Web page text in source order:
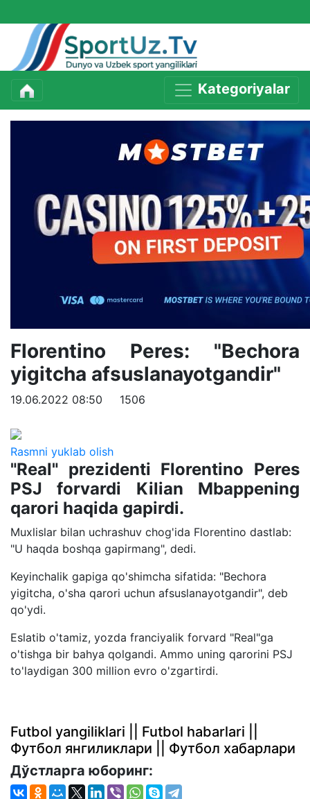
Kategoriyalar
Florentino Peres: "Bechora
yigitcha afsuslanayotgandir"
19.06.2022 08:50 1506
Rasmni yuklab olish
"Real" prezidenti Florentino Peres
PSJ forvardi Kilian Mbappening
qarori haqida gapirdi.
Muxlislar bilan uchrashuv chog'ida Florentino dastlab:
"U haqda boshqa gapirmang", dedi.
Keyinchalik gapiga qo'shimcha sifatida: "Bechora
yigitcha, o'sha qarori uchun afsuslanayotgandir", deb
qo'ydi.
Eslatib o'tamiz, yozda franciyalik forvard "Real"ga
o'tishga bir bahya qolgandi. Ammo uning qarorini PSJ
to'laydigan 300 million evro o'zgartirdi.
Futbol yangiliklari || Futbol habarlari ||
Футбол янгиликлари || Футбол хабарлари
Дўстларга юборинг: